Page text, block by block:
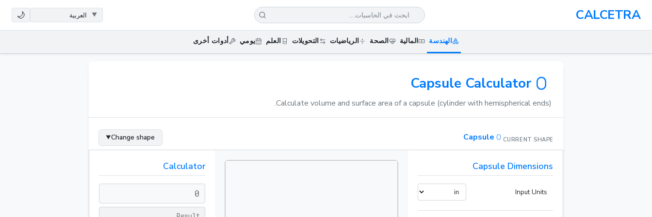
CALCETRA
🌙
الهندسة المالية الصحة الرياضيات التحويلات العلم يومي أدوات أخرى
Capsule Calculator
Calculate volume and surface area of a capsule (cylinder with hemispherical ends).
CURRENT SHAPE
Capsule
Change shape
▼
Capsule Dimensions
Input Units
Calculator